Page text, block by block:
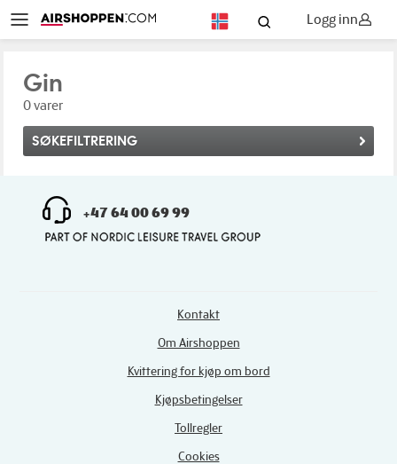
Logg inn
Gin
0 varer
SØKEFILTRERING
+47 64 00 69 99
Kontakt
Om Airshoppen
Kvittering for kjøp om bord
Kjøpsbetingelser
Tollregler
Cookies